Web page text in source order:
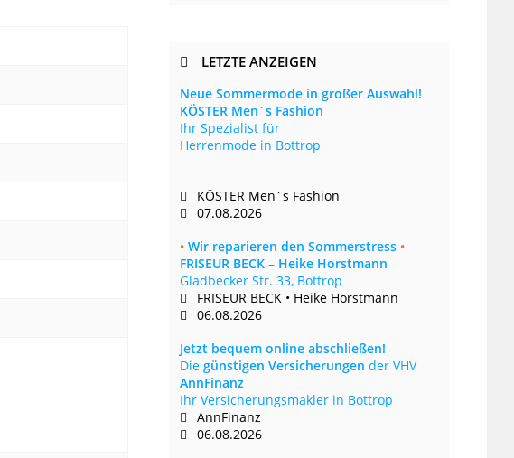
LETZTE ANZEIGEN
Neue Sommermode in großer Auswahl!
KÖSTER Men´s Fashion
Ihr Spezialist für
Herrenmode in Bottrop
KÖSTER Men´s Fashion
07.08.2026
•Wir reparieren den Sommerstress •
FRISEUR BECK – Heike Horstmann
Gladbecker Str. 33, Bottrop
FRISEUR BECK • Heike Horstmann
06.08.2026
Jetzt bequem online abschließen!
Die günstigen Versicherungen der VHV
AnnFinanz
Ihr Versicherungsmakler in Bottrop
AnnFinanz
06.08.2026